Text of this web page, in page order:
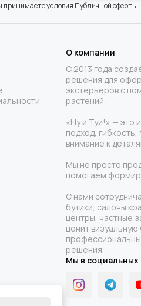
принимаете условия Публичной оферты.
О компании
С 2013 года
решения для
экстерьеров с
растений.
«Ну и Туи!» — это
подход,
внимание к
Мы не просто
помогаем
С нами
бутики, салоны
центры, частные
ценит визуальную
решения.
Мы в социальных